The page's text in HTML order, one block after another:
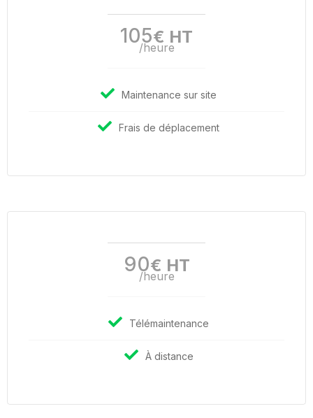
105€ HT
/heure
Maintenance sur site
Frais de déplacement
90€ HT
/heure
Télémaintenance
À distance